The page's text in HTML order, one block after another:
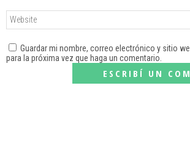
Guardar mi nombre, correo electrónico y sitio
para la próxima vez que haga un comentario.